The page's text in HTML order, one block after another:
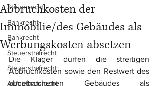
Steuerrecht
Bankrecht
Bankrecht
Steuerstrafrecht
Steuerstrafrecht
Aufenthaltsrecht
Abbruchkosten der
Immobilie/des Gebäudes als
Werbungskosten absetzen
Die Kläger dürfen die streitigen
Abbruchkosten sowie den Restwert des
abgebrochenen Gebäudes als